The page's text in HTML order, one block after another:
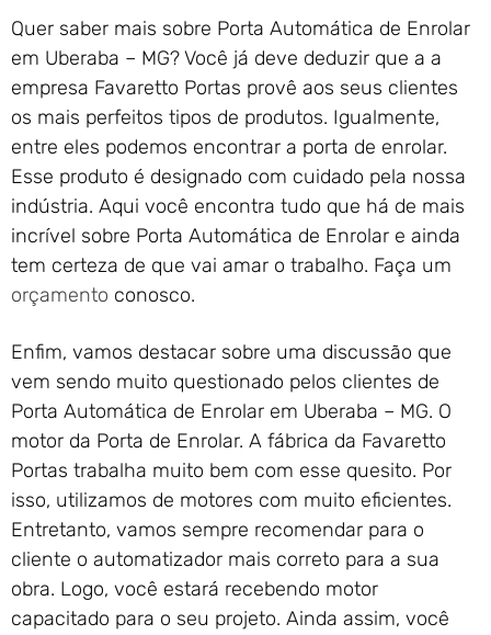
Enrolar em Petrópolis – RJ
Portão de Garagem de
Enrolar em Paraty – RJ
Portão de Garagem de
Enrolar em Nova Iguaçu – RJ
Portão de Garagem de
Enrolar em Nova Friburgo –
RJ
Quer saber mais sobre Porta Automática de Enrolar
em Uberaba – MG? Você já deve deduzir que a a
empresa Favaretto Portas provê aos seus clientes
os mais perfeitos tipos de produtos. Igualmente,
entre eles podemos encontrar a porta de enrolar.
Esse produto é designado com cuidado pela nossa
indústria. Aqui você encontra tudo que há de mais
incrível sobre Porta Automática de Enrolar e ainda
tem certeza de que vai amar o trabalho. Faça um
orçamento conosco.
Enfim, vamos destacar sobre uma discussão que
vem sendo muito questionado pelos clientes de
Porta Automática de Enrolar em Uberaba – MG. O
motor da Porta de Enrolar. A fábrica da Favaretto
Portas trabalha muito bem com esse quesito. Por
isso, utilizamos de motores com muito eficientes.
Entretanto, vamos sempre recomendar para o
cliente o automatizador mais correto para a sua
obra. Logo, você estará recebendo motor
capacitado para o seu projeto. Ainda assim, você